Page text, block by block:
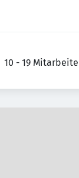
10 - 19